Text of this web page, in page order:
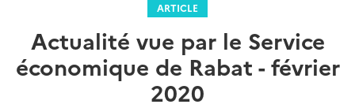
ARTICLE
Actualité vue par le Service
économique de Rabat - février
2020